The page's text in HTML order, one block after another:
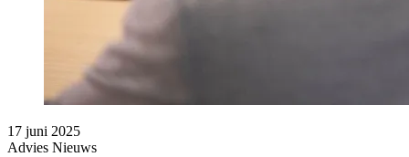
17 juni 2025
Advies Nieuws